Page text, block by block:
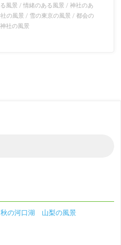
風景 /情緒のある風景 /神社のあ
の風景 / 雪の東京の風景 /都会の
社の風景
の河口湖 山梨の風景